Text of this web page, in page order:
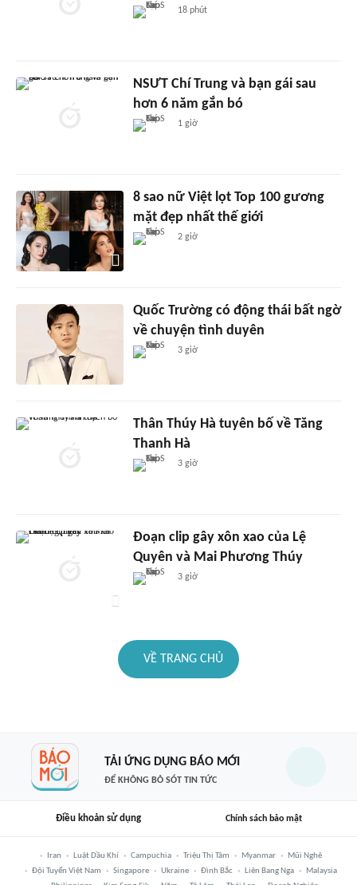
18 phút
NSƯT Chí Trung và bạn gái sau
hơn 6 năm gắn bó
1 giờ
8 sao nữ Việt lọt Top 100 gương
mặt đẹp nhất thế giới
2 giờ
Quốc Trường có động thái bất ngờ
về chuyện tình duyên
3 giờ
Thân Thúy Hà tuyên bố về Tăng
Thanh Hà
3 giờ
Đoạn clip gây xôn xao của Lệ
Quyên và Mai Phương Thúy
3 giờ
VỀ TRANG CHỦ
TẢI ỨNG DỤNG BÁO MỚI
ĐỂ KHÔNG BỎ SÓT TIN TỨC
Điều khoản sử dụng Chính sách bảo mật
Iran Luật Dầu Khí Campuchia Triệu Thị Tâm Myanmar
Mũi Nghê
Đội Tuyển Việt Nam
Singapore Ukraine Đình Bắc Liên Bang Nga
Malaysia